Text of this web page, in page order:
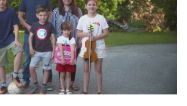
v Sloveniji po 1. januarju 2021!